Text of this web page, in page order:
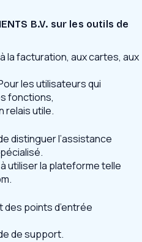
B.V. sur les outils de
la facturation, aux cartes, aux
les utilisateurs qui
fonctions,
relais utile.
distinguer l’assistance
utiliser la plateforme telle
des points d’entrée
de support.